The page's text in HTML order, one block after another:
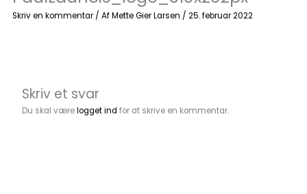
Skriv en kommentar / AfMette Gier Larsen /25. februar 2022
Skriv et svar
Du skal værelogget ind for at skrive en kommentar.